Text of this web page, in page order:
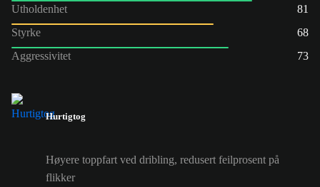
Utholdenhet
81
Styrke
68
Aggressivitet
73
Hurtigtog
Høyere toppfart ved dribling, redusert feilprosent på
flikker